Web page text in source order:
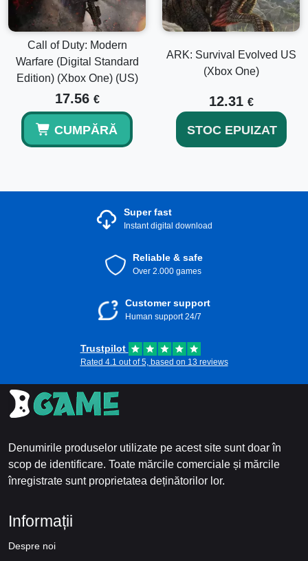
Call of Duty: Modern
Warfare (Digital Standard
Edition) (Xbox One) (US)
17.56 €
CUMPĂRĂ
ARK: Survival Evolved US
(Xbox One)
12.31 €
STOC EPUIZAT
Super fast
Instant digital download
Reliable & safe
Over 2.000 games
Customer support
Human support 24/7
Trustpilot
Rated 4.1 out of 5, based on 13 reviews
Denumirile produselor utilizate pe acest site sunt doar în
scop de identificare. Toate mărcile comerciale și mărcile
înregistrate sunt proprietatea deținătorilor lor.
Informații
Despre noi